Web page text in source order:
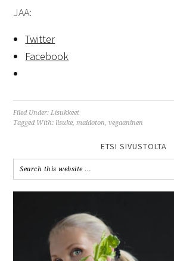
JAA:
Twitter
Facebook
Filed Under:Lisukkeet
Tagged With: lisuke,maidoton,vegaaninen
ETSI SIVUSTOLTA